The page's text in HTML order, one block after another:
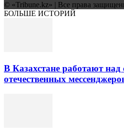
© «Tribune.kz» | Все права
БОЛЬШЕ ИСТОРИЙ
В Казахстане работают над
отечественных